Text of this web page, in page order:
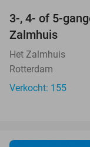
3-, 4- of 5-
Zalmhuis
Het Zalmhuis
Rotterdam
Verkocht: 155